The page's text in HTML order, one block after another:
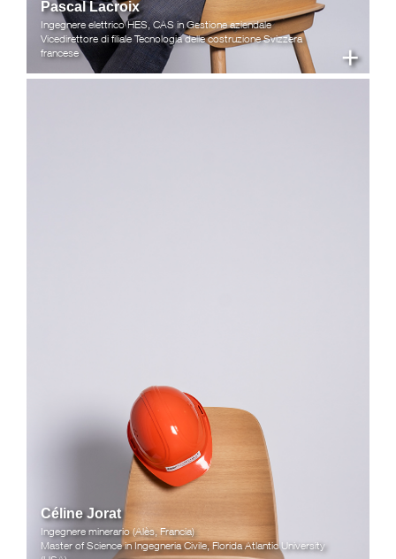
+
Pascal Lacroix
Ingegnere elettrico HES, CAS in Gestione aziendale
Vicedirettore di filiale Tecnologia delle costruzione Svizzera
francese
Céline Jorat
Ingegnere minerario (Alès, Francia)
Master of Science in Ingegneria Civile, Florida Atlantic University